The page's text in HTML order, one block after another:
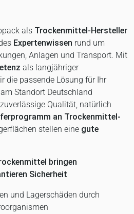
als Trockenmittel-Hersteller
Expertenwissen rund um
Anlagen und Transport. Mit
als langjähriger
die passende Lösung für Ihr
Standort Deutschland
Qualität, natürlich
an Trockenmittel-
stellen eine gute
bringen
Sicherheit
und Lagerschäden durch